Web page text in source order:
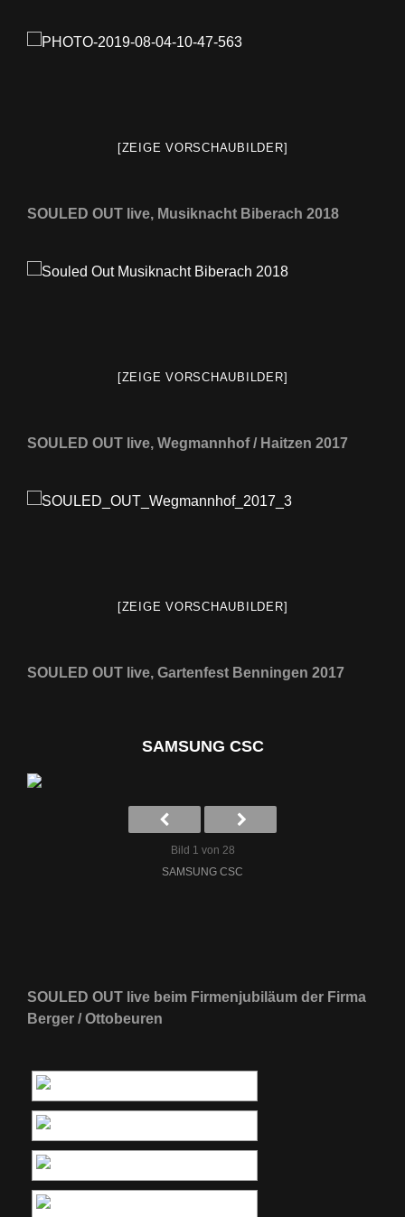
[ZEIGE VORSCHAUBILDER]
SOULED OUT live, Musiknacht Biberach 2018
[ZEIGE VORSCHAUBILDER]
SOULED OUT live, Wegmannhof / Haitzen 2017
[ZEIGE VORSCHAUBILDER]
SOULED OUT live, Gartenfest Benningen 2017
SAMSUNG CSC
Bild 1 von 28
SAMSUNG CSC
SOULED OUT live beim Firmenjubiläum der Firma
Berger / Ottobeuren